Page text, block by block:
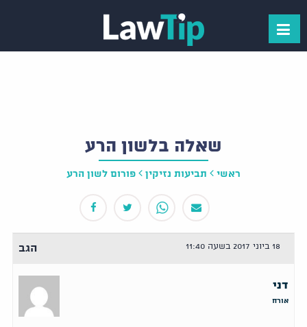
שאלה בלשון הרע
ראשי תביעות נזיקין פורום לשון הרע
18 ביוני 2017 בשעה 11:40 הגב
דני
אורח